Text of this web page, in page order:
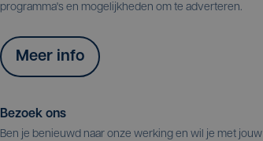
programma's en mogelijkheden om te adverteren.
Meer info
Bezoek ons
Ben je benieuwd naar onze werking en wil je met jouw